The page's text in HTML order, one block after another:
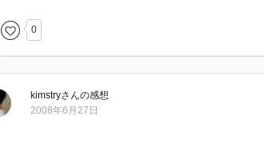
0
kimstryさんの感想
2008年6月27日